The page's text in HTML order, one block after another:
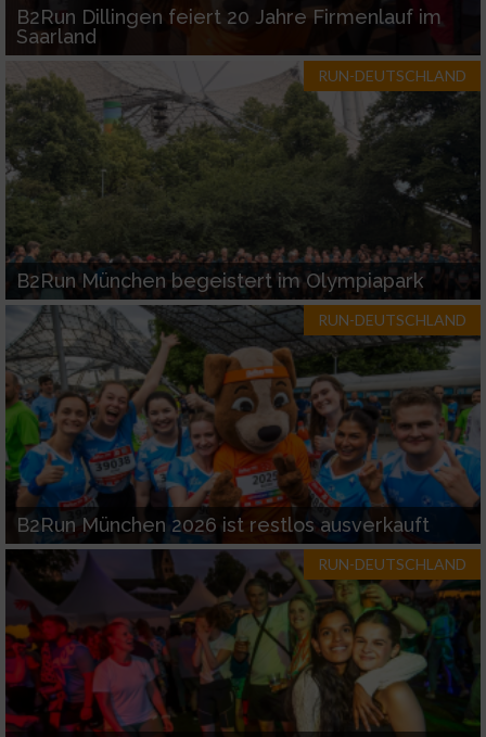
B2Run Dillingen feiert 20 Jahre Firmenlauf im
Saarland
RUN-DEUTSCHLAND
B2Run München begeistert im Olympiapark
RUN-DEUTSCHLAND
B2Run München 2026 ist restlos ausverkauft
RUN-DEUTSCHLAND